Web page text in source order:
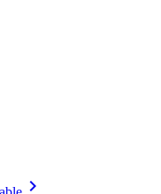
chevron_right